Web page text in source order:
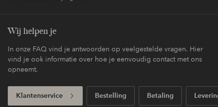
Wij helpen je
In onze FAQ vind je antwoorden op veelgestelde vragen. Hier
vind je ook informatie over hoe je eenvoudig contact met ons
opneemt.
Klantenservice Bestelling Betaling